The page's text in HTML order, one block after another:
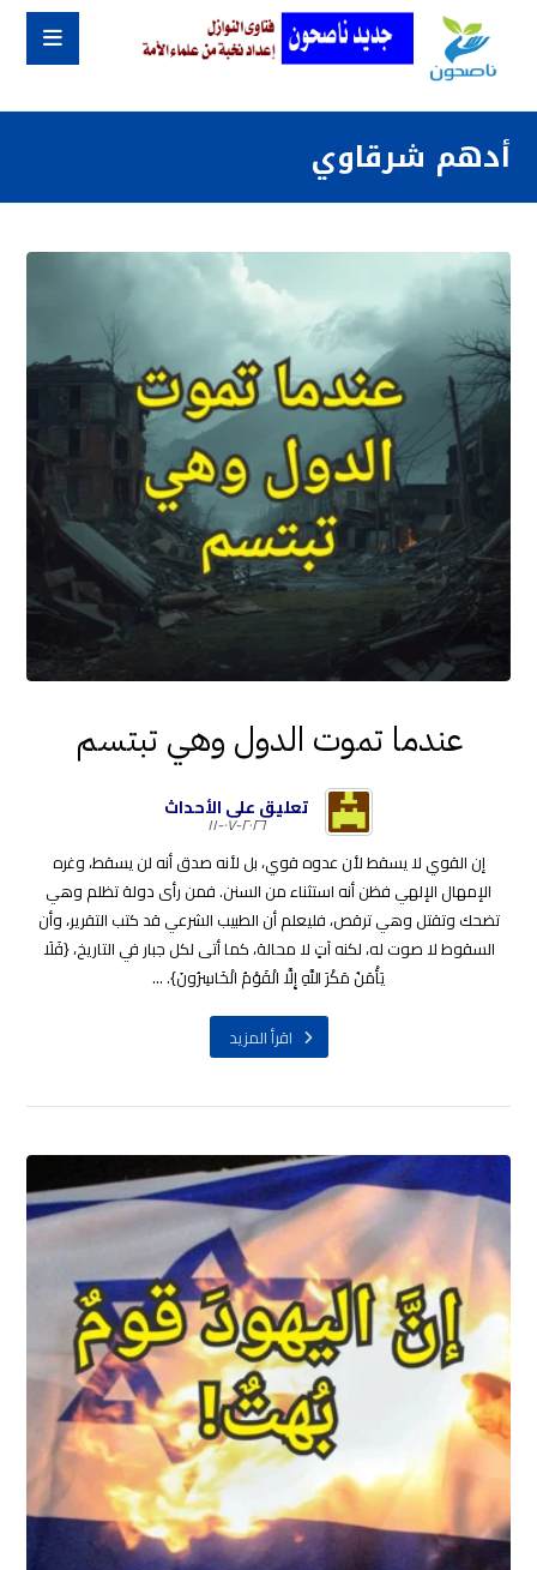
أدهم شرقاوي
عندما تموت الدول وهي تبتسم
تعليق على الأحداث
٢٠٢٦-٠٧-١١
إن القوي لا يسقط لأن عدوه قوي، بل لأنه صدق أنه لن يسقط، وغره
الإمهال الإلهي فظن أنه استثناء من السنن. فمن رأى دولة تظلم وهي
تضحك وتقتل وهي ترقص، فليعلم أن الطبيب الشرعي قد كتب التقرير، وأن
السقوط لا صوت له، لكنه آتٍ لا محالة، كما أتى لكل جبار في التاريخ، {فَلَا
يَأْمَنُ مَكْرَ اللَّهِ إِلَّا الْقَوْمُ الْخَاسِرُونَ}. ...
اقرأ المزيد